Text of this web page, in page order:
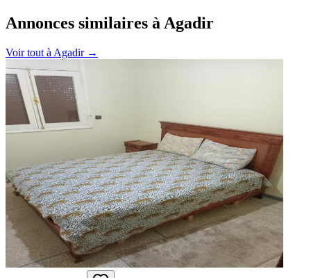
Annonces similaires à Agadir
Voir tout à Agadir→